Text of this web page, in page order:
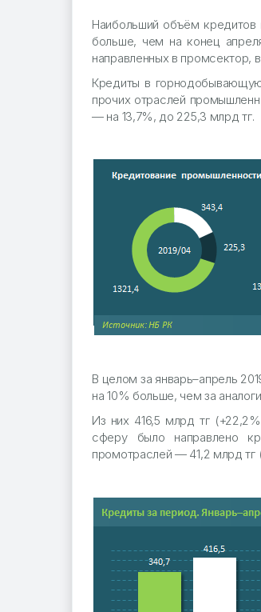
Наибольший объём
больше, чем на конец
направленных в промсектор,
Кредиты в
прочих отраслей
— на 13,7%, до 225,3 млрд тг.
В целом за январь–апрель
на 10% больше, чем за
Из них 416,5 млрд тг
сферу было направлено
промотраслей — 41,2 млрд тг